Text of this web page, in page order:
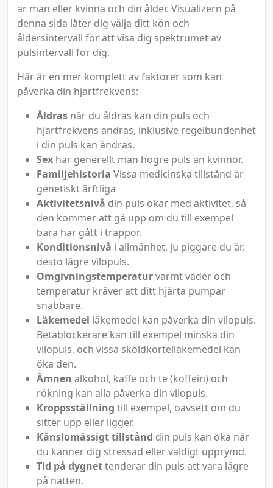
är man eller kvinna och din ålder. Visualizern på
denna sida låter dig välja ditt kön och
åldersintervall för att visa dig spektrumet av
pulsintervall för dig.
Här är en mer komplett av faktorer som kan
påverka din hjärtfrekvens:
Åldras när du åldras kan din puls och
hjärtfrekvens ändras, inklusive regelbundenhet
i din puls kan ändras.
Sex har generellt män högre puls än kvinnor.
Familjehistoria Vissa medicinska tillstånd är
genetiskt ärftliga
Aktivitetsnivå din puls ökar med aktivitet, så
den kommer att gå upp om du till exempel
bara har gått i trappor.
Konditionsnivå i allmänhet, ju piggare du är,
desto lägre vilopuls.
Omgivningstemperaturvarmt väder och
temperatur kräver att ditt hjärta pumpar
snabbare.
Läkemedel läkemedel kan påverka din vilopuls.
Betablockerare kan till exempel minska din
vilopuls, och vissa sköldkörtelläkemedel kan
öka den.
Ämnen alkohol, kaffe och te (koffein) och
rökning kan alla påverka din vilopuls.
Kroppsställning till exempel, oavsett om du
sitter upp eller ligger.
Känslomässigt tillstånd din puls kan öka när
du känner dig stressad eller väldigt upprymd.
Tid på dygnettenderar din puls att vara lägre
på natten.